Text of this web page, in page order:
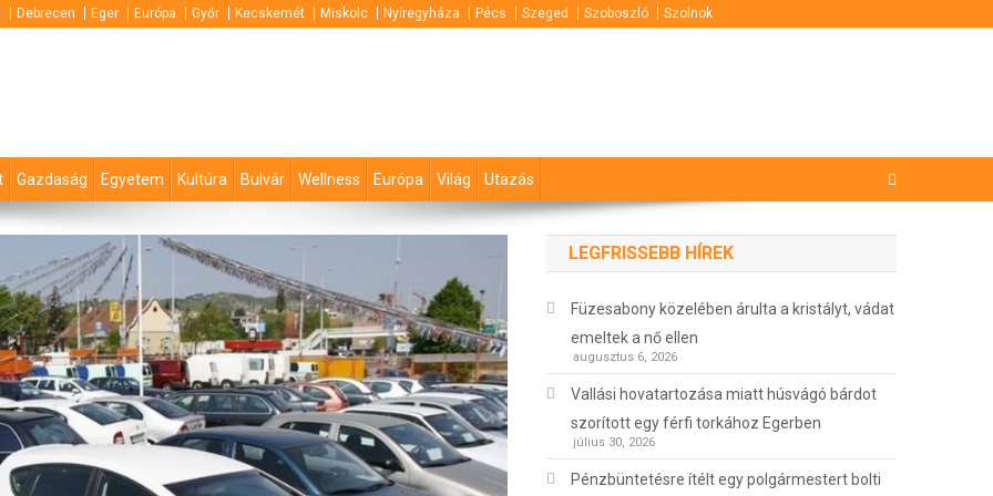
Debrecen Eger Európa Győr Kecskemét Miskolc Nyíregyháza Pécs Szeged Szoboszló Szolnok
Gazdaság Egyetem Kultúra Bulvár Wellness Európa Világ Utazás
LEGFRISSEBB HÍREK
Füzesabony közelében árulta a kristályt, vádat
emeltek a nő ellen
augusztus 6, 2026
Vallási hovatartozása miatt húsvágó bárdot
szorított egy férfi torkához Egerben
július 30, 2026
Pénzbüntetésre ítélt egy polgármestert bolti